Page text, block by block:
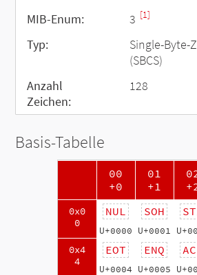
MIB-Enum: 3 [1]
Typ:
Single-Byte-
(SBCS)
Anzahl
Zeichen:
128
Basis-Tabelle
00
+0
01
+1
0x0
0
0x4
4
NUL
U+0000
SOH
U+0001
EOT
U+0004
ENQ
U+0005